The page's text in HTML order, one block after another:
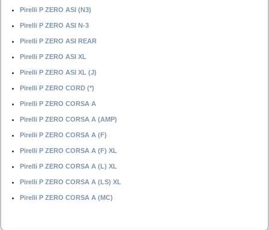
Pirelli P ZERO ASI (N3)
Pirelli P ZERO ASI N-3
Pirelli P ZERO ASI REAR
Pirelli P ZERO ASI XL
Pirelli P ZERO ASI XL (J)
Pirelli P ZERO CORD (*)
Pirelli P ZERO CORSA A
Pirelli P ZERO CORSA A (AMP)
Pirelli P ZERO CORSA A (F)
Pirelli P ZERO CORSA A (F) XL
Pirelli P ZERO CORSA A (L) XL
Pirelli P ZERO CORSA A (LS) XL
Pirelli P ZERO CORSA A (MC)